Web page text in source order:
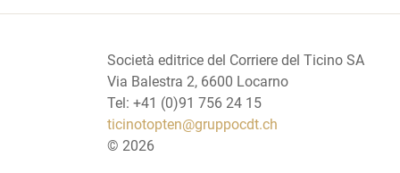
Società editrice del Corriere del Ticino SA
Via Balestra 2, 6600 Locarno
Tel: +41 (0)91 756 24 15
ticinotopten@gruppocdt.ch
© 2026